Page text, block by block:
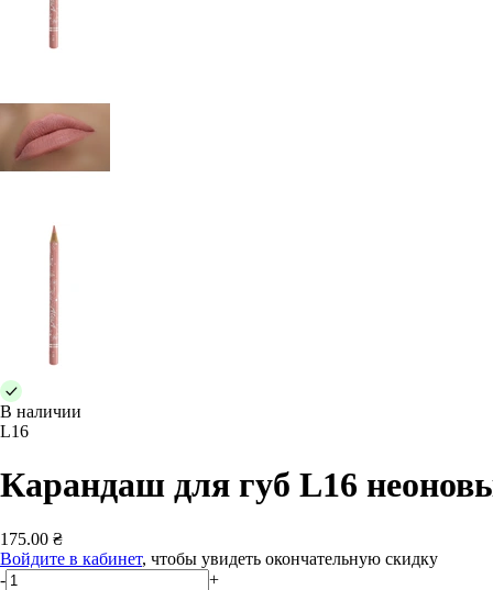
В наличии
L16
Карандаш для губ L16
175.00 ₴
Войдите в кабинет, чтобы увидеть окончательную скидку
-
+